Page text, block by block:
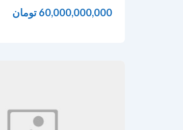
60,000,000,000 تومان